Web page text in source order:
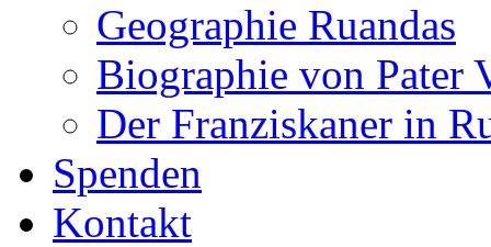
Geographie Ruandas
Biographie von Pater
Der Franziskaner in
Spenden
Kontakt